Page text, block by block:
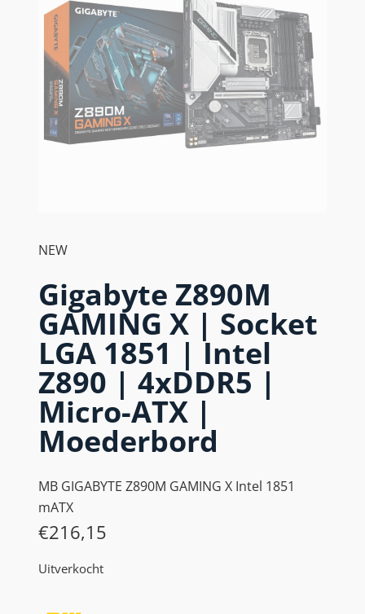
NEW
Gigabyte Z890M
GAMING X | Socket
LGA 1851 | Intel
Z890 | 4xDDR5 |
Micro-ATX |
Moederbord
MB GIGABYTE Z890M GAMING X Intel 1851
mATX
€216,15
Uitverkocht